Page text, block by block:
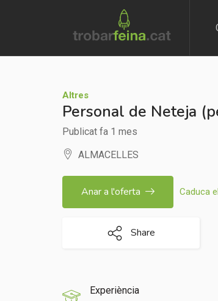
Altres
Personal de Neteja
Publicat fa 1 mes
ALMACELLES
Caduca el
Anar a l'oferta
Share
Experiència